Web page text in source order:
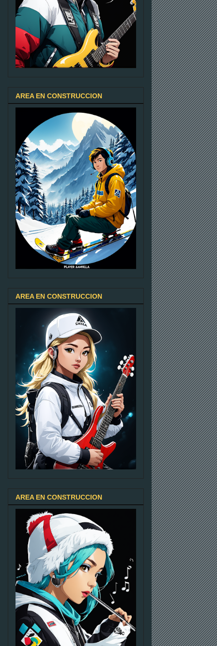
AREA EN CONSTRUCCION
AREA EN CONSTRUCCION
AREA EN CONSTRUCCION